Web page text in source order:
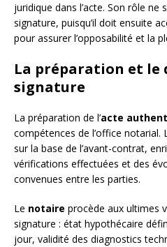
juridique dans l’acte. Son rôle ne
signature, puisqu’il doit ensuite
pour assurer l’opposabilité et la
La préparation et le
signature
La préparation de l’acte
compétences de l’office notarial.
sur la base de l’avant-contrat,
vérifications effectuées et des
convenues entre les parties.
Le notaire procède aux ultimes
signature : état hypothécaire
jour, validité des diagnostics